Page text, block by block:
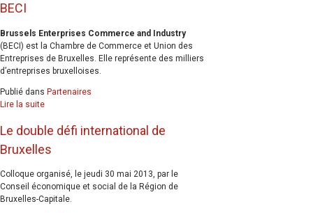
BECI
Brussels Enterprises Commerce and Industry
(BECI) est la Chambre de Commerce et Union des
Entreprises de Bruxelles. Elle représente des milliers
d’entreprises bruxelloises.
Publié dans Partenaires
Lire la suite
Le double défi international de
Bruxelles
Colloque organisé, le jeudi 30 mai 2013, par le
Conseil économique et social de la Région de
Bruxelles-Capitale.